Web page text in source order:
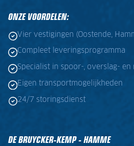
ONZE VOORDELEN:
Vier vestigingen (Oostende,
Compleet leveringsprogramma
Specialist in spoor-, overslag- en
Eigen transportmogelijkheden
24/7 storingsdienst
DE BRUYCKER-KEMP - HAMME